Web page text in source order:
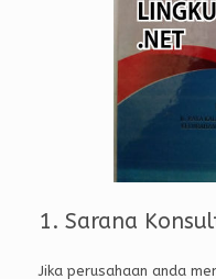
1. Sarana
Jika perusahaan anda